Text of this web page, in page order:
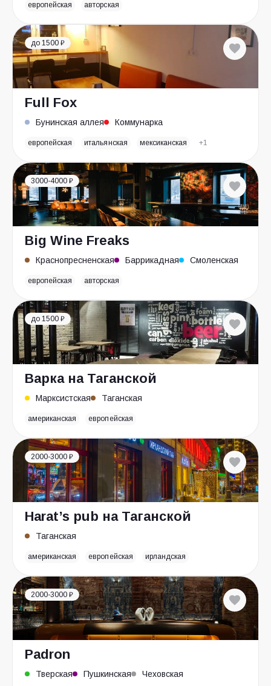
европейская авторская
до 1500 ₽
Full Fox
Бунинская аллея Коммунарка
европейская итальянская мексиканская +1
3000-4000 ₽
Big Wine Freaks
Краснопресненская Баррикадная Смоленская
европейская авторская
до 1500 ₽
Варка на Таганской
Марксистская Таганская
американская европейская
2000-3000 ₽
Harat’s pub на Таганской
Таганская
американская европейская ирландская
2000-3000 ₽
Padron
Тверская Пушкинская Чеховская